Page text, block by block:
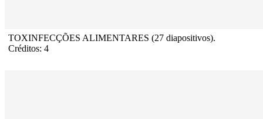
TOXINFECÇÕES ALIMENTARES (27 diapositivos).
Créditos: 4